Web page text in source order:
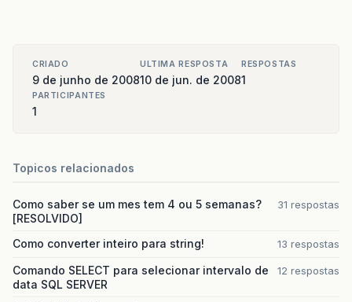
CRIADO
9 de junho de 2008
ULTIMA RESPOSTA
10 de jun. de 2008
RESPOSTAS
1
PARTICIPANTES
1
Topicos relacionados
Como saber se um mes tem 4 ou 5 semanas?
[RESOLVIDO]
31 respostas
Como converter inteiro para string! 13 respostas
Comando SELECT para selecionar intervalo de
data SQL SERVER
12 respostas